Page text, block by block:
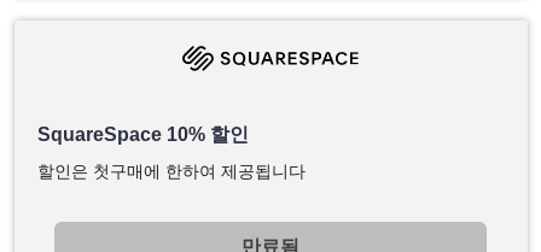
SquareSpace 10% 할인
할인은 첫구매에 한하여 제공됩니다
만료됨